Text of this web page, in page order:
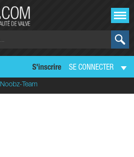
S'inscrire SE CONNECTER
Noobz-Team